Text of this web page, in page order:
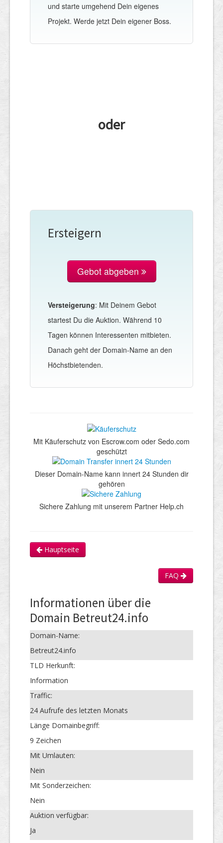
und starte umgehend Dein eigenes
Projekt. Werde jetzt Dein eigener Boss.
oder
Ersteigern
Gebot abgeben
Versteigerung: Mit Deinem Gebot
startest Du die Auktion. Während 10
Tagen können Interessenten mitbieten.
Danach geht der Domain-Name an den
Höchstbietenden.
Mit Käuferschutz von Escrow.com oder Sedo.com
geschützt
Dieser Domain-Name kann innert 24 Stunden dir
gehören
Sichere Zahlung mit unserem Partner Help.ch
Hauptseite
FAQ
Informationen über die
Domain Betreut24.info
Domain-Name:
Betreut24.info
TLD Herkunft:
Information
Traffic:
24 Aufrufe des letzten Monats
Länge Domainbegriff:
9 Zeichen
Mit Umlauten:
Nein
Mit Sonderzeichen:
Nein
Auktion verfügbar:
Ja